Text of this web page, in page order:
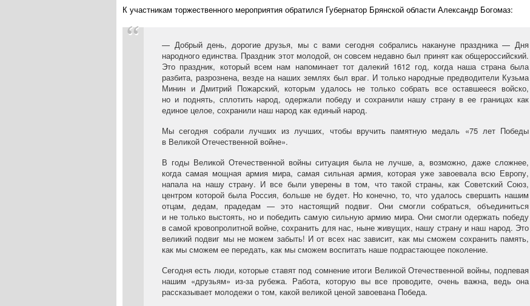
К участникам торжественного мероприятия обратился Губернатор Брянской области Александр Богомаз:
— Добрый день, дорогие друзья, мы с вами сегодня собрались накануне праздника — Дня
народного единства. Праздник этот молодой, он совсем недавно был принят как общероссийский.
Это праздник, который всем нам напоминает тот далекий 1612 год, когда наша страна была
разбита, разрознена, везде на наших землях был враг. И только народные предводители Кузьма
Минин и Дмитрий Пожарский, которым удалось не только собрать все оставшееся войско,
но и поднять, сплотить народ, одержали победу и сохранили нашу страну в ее границах как
единое целое, сохранили наш народ как единый народ.
Мы сегодня собрали лучших из лучших, чтобы вручить памятную медаль «75 лет Победы
в Великой Отечественной войне».
В годы Великой Отечественной войны ситуация была не лучше, а, возможно, даже сложнее,
когда самая мощная армия мира, самая сильная армия, которая уже завоевала всю Европу,
напала на нашу страну. И все были уверены в том, что такой страны, как Советский Союз,
центром которой была Россия, больше не будет. Но конечно, то, что удалось свершить нашим
отцам, дедам, прадедам — это настоящий подвиг. Они смогли собраться, объединиться
и не только выстоять, но и победить самую сильную армию мира. Они смогли одержать победу
в самой кровопролитной войне, сохранить для нас, ныне живущих, нашу страну и наш народ. Это
великий подвиг мы не можем забыть! И от всех нас зависит, как мы сможем сохранить память,
как мы сможем ее передать, как мы сможем воспитать наше подрастающее поколение.
Сегодня есть люди, которые ставят под сомнение итоги Великой Отечественной войны, подпевая
нашим «друзьям» из-зарубежа. Работа, которую вы все проводите, очень важна, ведь она
рассказывает молодежи о том, какой великой ценой завоевана Победа.